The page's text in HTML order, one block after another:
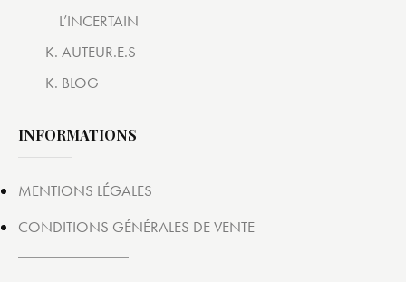
L’INCERTAIN
K. AUTEUR.E.S
K. BLOG
INFORMATIONS
MENTIONS LÉGALES
CONDITIONS GÉNÉRALES DE VENTE